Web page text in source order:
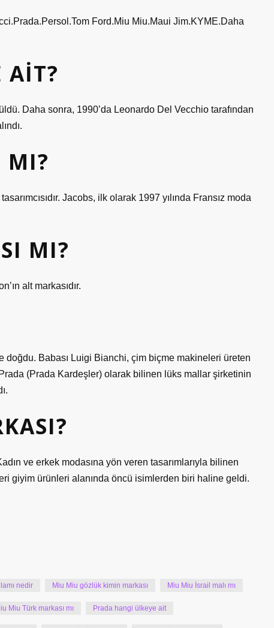
Ford.Miu Miu.Maui Jim.KYME.Daha
AIT?
Daha sonra, 1990’da Leonardo Del Vecchio tarafından
MI?
Jacobs, ilk olarak 1997 yılında Fransız moda
MI?
alt markasıdır.
doğdu. Babası Luigi Bianchi, çim biçme makineleri üreten
(Prada Kardeşler) olarak bilinen lüks mallar şirketinin
ve erkek modasına yön veren tasarımlarıyla bilinen
giyim ürünleri alanında öncü isimlerden biri haline geldi.
nedir Miu Miu gözlük kimin markası Miu Miu İsrail malı mı
Miu Türk markası mı Prada hangi ülkeye ait